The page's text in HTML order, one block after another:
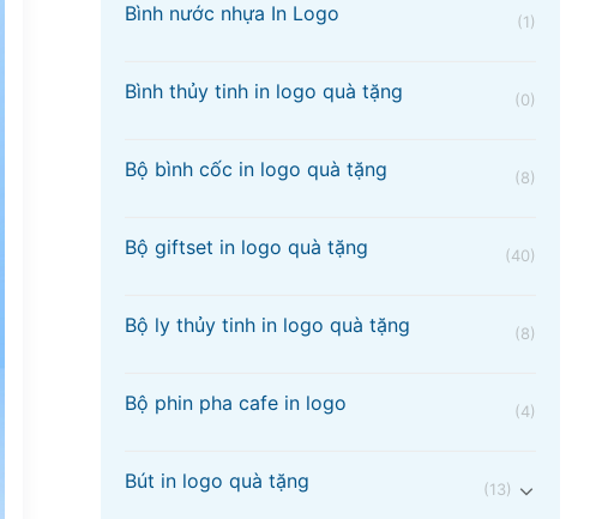
Bình nước nhựa In Logo (1)
Bình thủy tinh in logo quà tặng (0)
Bộ bình cốc in logo quà tặng (8)
Bộ giftset in logo quà tặng (40)
Bộ ly thủy tinh in logo quà tặng (8)
Bộ phin pha cafe in logo (4)
Bút in logo quà tặng (13)